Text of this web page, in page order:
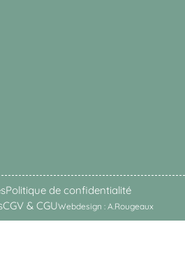
Politique de confidentialité
CGV & CGUWebdesign : A.Rougeaux